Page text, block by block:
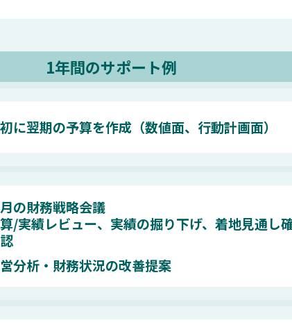
1年間のサポート例
に翌期の予算を作成（数値面、行動計画面）
の財務戦略会議
/実績レビュー、実績の掘り下げ、着地見通し
分析・財務状況の改善提案